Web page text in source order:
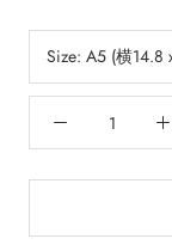
Size: A5 (横14.8